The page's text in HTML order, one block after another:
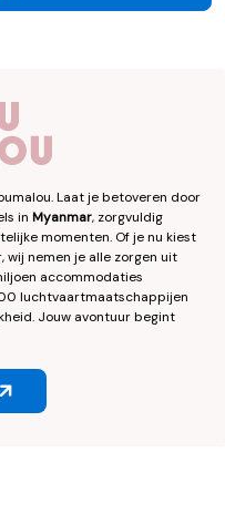
Laat je betoveren door
in Myanmar, zorgvuldig
momenten. Of je nu kiest
nemen je alle zorgen uit
accommodaties
luchtvaartmaatschappijen
Jouw avontuur begint